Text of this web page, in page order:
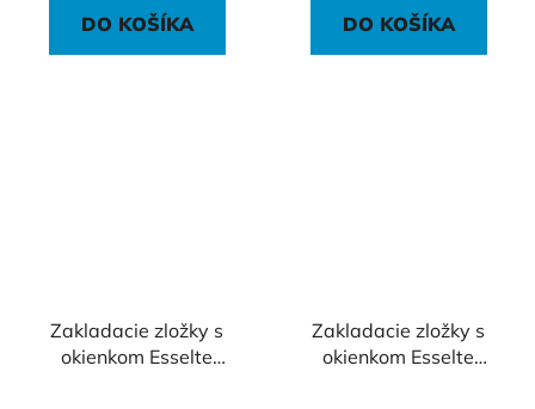
DO KOŠÍKA DO KOŠÍKA
Zakladacie zložky s
okienkom Esselte
Zakladacie zložky s
okienkom Esselte